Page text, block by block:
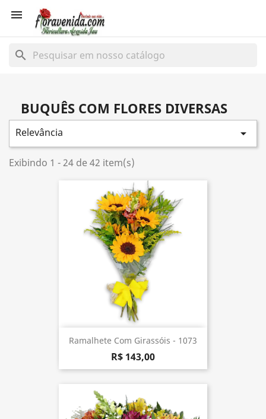

search
BUQUÊS COM FLORES DIVERSAS
Relevância 
Exibindo 1 - 24 de 42 item(s)
Ramalhete Com Girassóis - 1073
R$ 143,00